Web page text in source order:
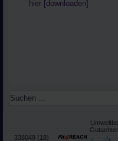
hier [downloaden]
338049 (18)
Gut